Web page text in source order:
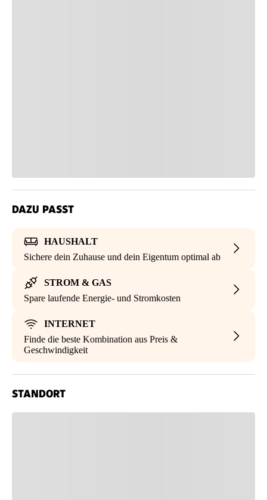
DAZU PASST
HAUSHALT
Sichere dein Zuhause und dein Eigentum optimal ab
STROM & GAS
Spare laufende Energie- und Stromkosten
INTERNET
Finde die beste Kombination aus Preis &
Geschwindigkeit
STANDORT